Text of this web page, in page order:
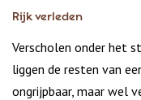
Rijk verleden
Verscholen onder het
liggen de resten van
ongrijpbaar, maar wel